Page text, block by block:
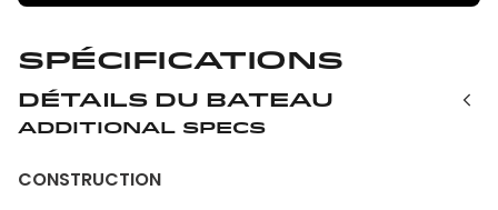
Spécifications
Détails du bateau
Additional Specs
CONSTRUCTION